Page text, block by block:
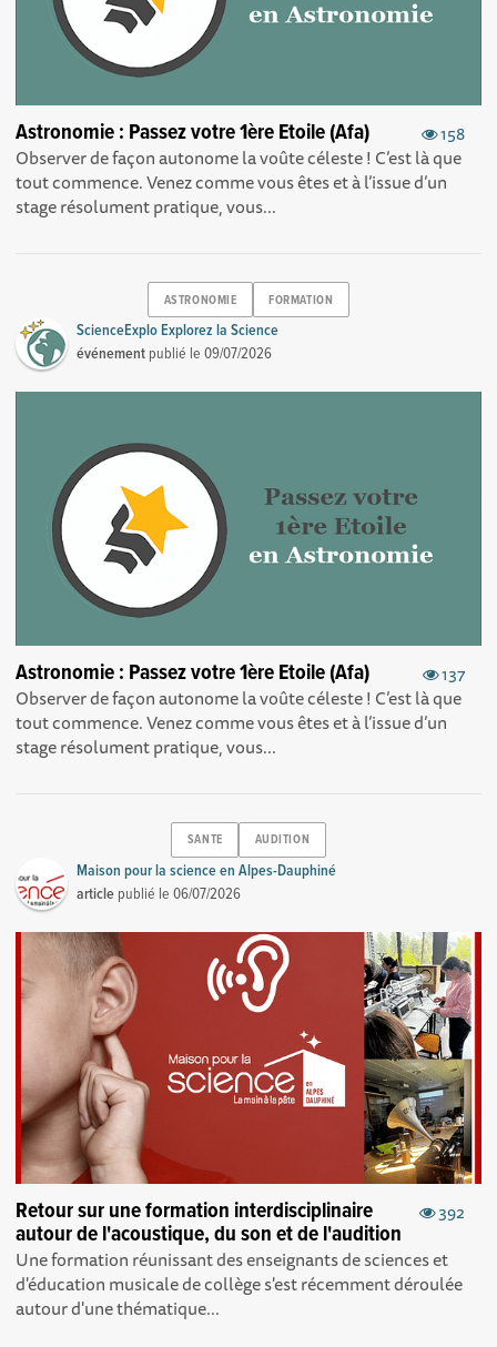
158
Astronomie : Passez votre 1ère Etoile (Afa)
Observer de façon autonome la voûte céleste ! C’est là que
tout commence. Venez comme vous êtes et à l’issue d’un
stage résolument pratique, vous...
ASTRONOMIE FORMATION
ScienceExplo Explorez la Science
événement publié le09/07/2026
137
Astronomie : Passez votre 1ère Etoile (Afa)
Observer de façon autonome la voûte céleste ! C’est là que
tout commence. Venez comme vous êtes et à l’issue d’un
stage résolument pratique, vous...
SANTE AUDITION
Maison pour la science en Alpes-Dauphiné
article publié le06/07/2026
392
Retour sur une formation interdisciplinaire
autour de l'acoustique, du son et de l'audition
Une formation réunissant des enseignants de sciences et
d'éducation musicale de collège s'est récemment déroulée
autour d'une thématique...